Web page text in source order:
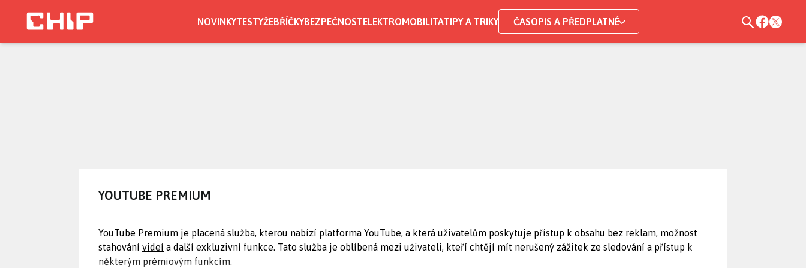
NOVINKYTESTYŽEBŘÍČKYBEZPEČNOSTELEKTROMOBILITATIPY A TRIKY ČASOPIS A PŘEDPLATNÉ
YOUTUBE PREMIUM
YouTube Premium je placená služba, kterou nabízí platforma YouTube, a která uživatelům poskytuje přístup k obsahu bez reklam, možnost
stahování videí a další exkluzivní funkce. Tato služba je oblíbená mezi uživateli, kteří chtějí mít nerušený zážitek ze sledování a přístup k
některým prémiovým funkcím.